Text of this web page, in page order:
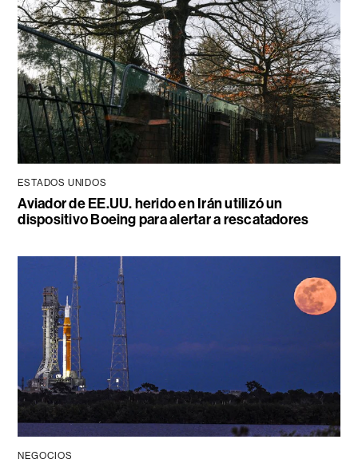
ESTADOS UNIDOS
Aviador de EE.UU. herido en Irán utilizó un
dispositivo Boeing para alertar a rescatadores
NEGOCIOS